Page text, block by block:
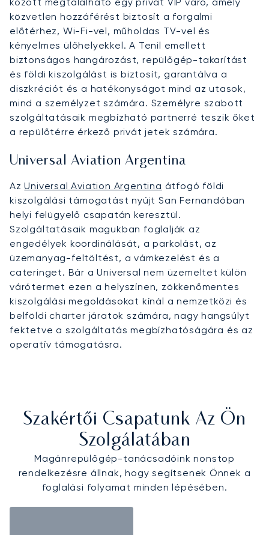
közvetlen hozzáférést biztosít a forgalmi
előtérhez, Wi-Fi-vel, műholdas TV-vel és
kényelmes ülőhelyekkel. A Tenil emellett
biztonságos hangározást, repülőgép-takarítást
és földi kiszolgálást is biztosít, garantálva a
diszkréciót és a hatékonyságot mind az utasok,
mind a személyzet számára. Személyre szabott
szolgáltatásaik megbízható partnerré teszik őket
a repülőtérre érkező privát jetek számára.
Universal Aviation Argentina
AzUniversal Aviation Argentina átfogó földi
kiszolgálási támogatást nyújt San Fernandóban
helyi felügyelő csapatán keresztül.
Szolgáltatásaik magukban foglalják az
engedélyek koordinálását, a parkolást, az
üzemanyag-feltöltést, a vámkezelést és a
cateringet. Bár a Universal nem üzemeltet külön
várótermet ezen a helyszínen, zökkenőmentes
kiszolgálási megoldásokat kínál a nemzetközi és
belföldi charter járatok számára, nagy hangsúlyt
fektetve a szolgáltatás megbízhatóságára és az
operatív támogatásra.
Szakértői Csapatunk Az Ön
Szolgálatában
Magánrepülőgép-tanácsadóink nonstop
rendelkezésre állnak, hogy segítsenek Önnek a
foglalási folyamat minden lépésében.